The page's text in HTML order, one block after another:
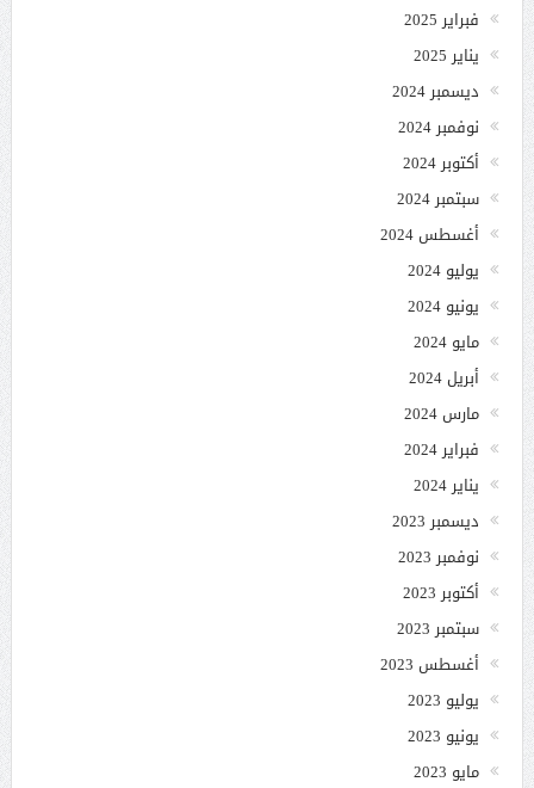
فبراير 2025
يناير 2025
ديسمبر 2024
نوفمبر 2024
أكتوبر 2024
سبتمبر 2024
أغسطس 2024
يوليو 2024
يونيو 2024
مايو 2024
أبريل 2024
مارس 2024
فبراير 2024
يناير 2024
ديسمبر 2023
نوفمبر 2023
أكتوبر 2023
سبتمبر 2023
أغسطس 2023
يوليو 2023
يونيو 2023
مايو 2023